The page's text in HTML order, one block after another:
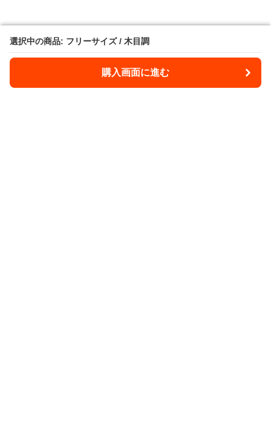
選択中の商品: フリーサイズ / 木目調
購入画面に進む
選択中の商品: フリーサイズ / 木目調
購入画面に進む